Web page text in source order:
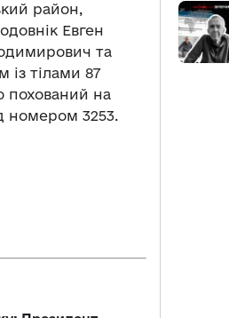
район,
Евген
та
із тілами 87
похований на
номером 3253.